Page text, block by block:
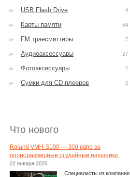
USB Flash Drive 4
Карты памяти 64
FM трансмиттеры 7
Аудиоаксессуары 27
Фотоаксессуары 2
Сумки для CD плееров 2
Что нового
Roland VMH-S100 — 300 евро за
полноразмерные студийные наушники.
22 января 2025
Специалисты из компании